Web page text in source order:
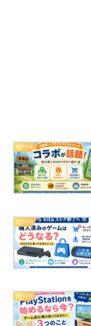
増刊号
増刊号
増刊号